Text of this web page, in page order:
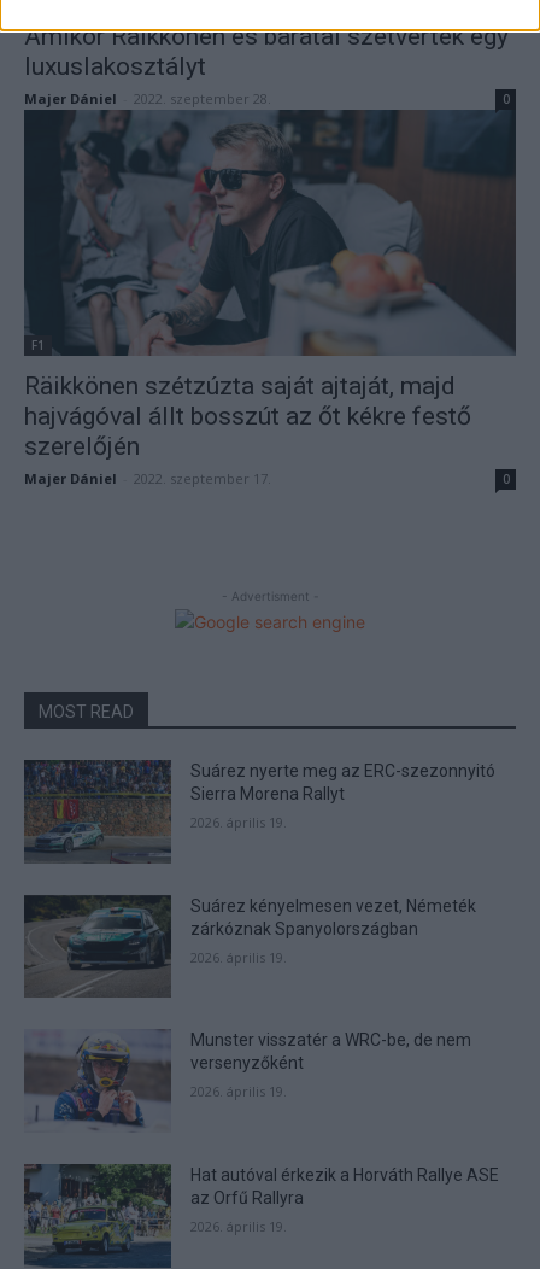
Amikor Räikkönen és barátai szétvertek egy
luxuslakosztályt
Majer Dániel 2022. szeptember 28. 0
F1
Räikkönen szétzúzta saját ajtaját, majd
hajvágóval állt bosszút az őt kékre festő
szerelőjén
Majer Dániel 2022. szeptember 17. 0
- Advertisment -
MOST READ
Suárez nyerte meg az ERC-szezonnyitó
Sierra Morena Rallyt
2026. április 19.
Suárez kényelmesen vezet, Németék
zárkóznak Spanyolországban
2026. április 19.
Munster visszatér a WRC-be, de nem
versenyzőként
2026. április 19.
Hat autóval érkezik a Horváth Rallye ASE
az Orfű Rallyra
2026. április 19.